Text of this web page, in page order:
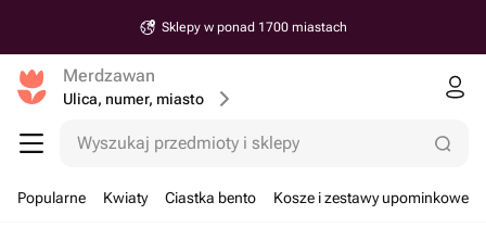
Sklepy w ponad 1700 miastach
Merdzawan
Ulica, numer, miasto
Wyszukaj przedmioty i sklepy
Popularne Kwiaty Ciastka bento Kosze i zestawy upominkowe